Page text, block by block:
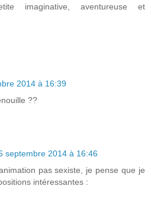
imaginative, aventureuse et
2014 à 16:39
??
septembre 2014 à 16:46
pas sexiste, je pense que je
intéressantes :